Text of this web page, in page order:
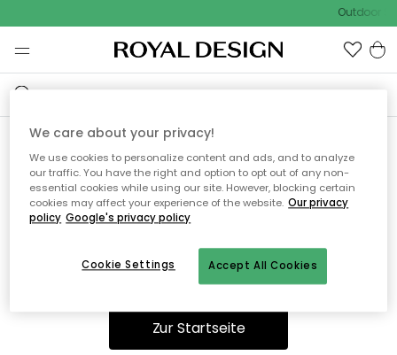
Outdoor
Ooops, die Seite wurde nicht
gefunden.
Sie können auf unserer Startseiteweiter navigieren.
Zur Startseite
We care about your privacy!
We use cookies to personalize content and ads, and to analyze
our traffic. You have the right and option to opt out of any non-
essential cookies while using our site. However, blocking certain
cookies may affect your experience of the website. Our privacy
policy Google's privacy policy
Accept All Cookies
Cookie Settings